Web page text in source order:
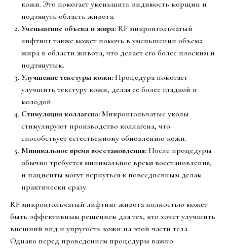
кожи. Это помогает уменьшить видимость морщин и
подтянуть область живота.
Уменьшение объема и жира: RF микроигольчатый
лифтинг также может помочь в уменьшении объема
жира в области живота, что делает его более плоским и
подтянутым.
Улучшение текстуры кожи: Процедура помогает
улучшить текстуру кожи, делая ее более гладкой и
молодой.
Стимуляция коллагена: Микроигольчатые уколы
стимулируют производство коллагена, что
способствует естественному обновлению кожи.
Минимальное время восстановления: После процедуры
обычно требуется минимальное время восстановления,
и пациенты могут вернуться к повседневным делам
практически сразу.
RF микроигольчатый лифтинг живота полностью может
быть эффективным решением для тех, кто хочет улучшить
внешний вид и упругость кожи на этой части тела.
Однако перед проведением процедуры важно